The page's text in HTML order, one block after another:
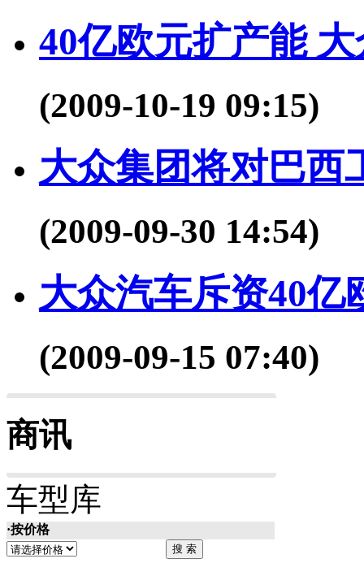
40亿欧元扩产能
(2009-10-19 09:15)
大众集团将对巴西
(2009-09-30 14:54)
大众汽车斥资40亿
(2009-09-15 07:40)
商讯
车型库
·按价格